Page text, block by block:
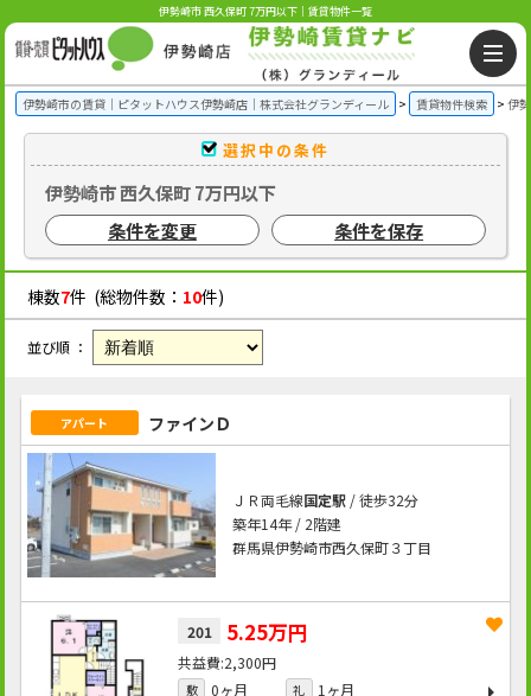
伊勢崎市 西久保町 7万円以下｜賃貸物件一覧
伊勢崎市の賃貸｜ピタットハウス伊勢崎店｜株式会社グランディール 賃貸物件検索 伊
選択中の条件
伊勢崎市 西久保町 7万円以下
条件を変更
条件を保存
棟数7件 (総物件数： 10件)
並び順 ：
アパート ファインＤ
ＪＲ両毛線国定駅/ 徒歩32分
築年14年 / 2階建
群馬県伊勢崎市西久保町３丁目
201 5.25万円
2,300円
敷 0ヶ月 礼
1ヶ月